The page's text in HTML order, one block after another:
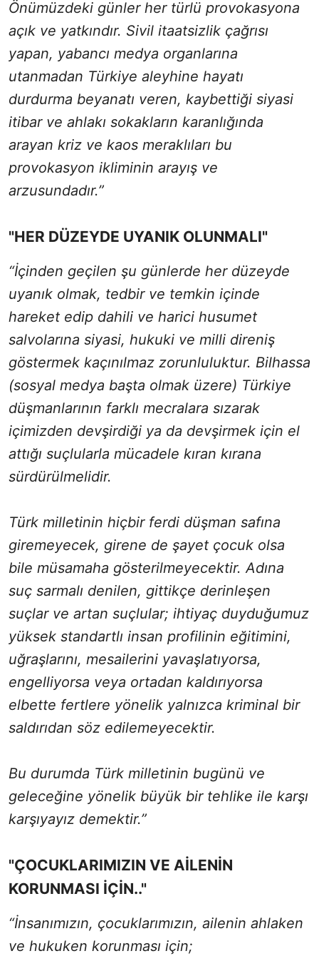
Önümüzdeki günler her türlü provokasyona
açık ve yatkındır. Sivil itaatsizlik çağrısı
yapan, yabancı medya organlarına
utanmadan Türkiye aleyhine hayatı
durdurma beyanatı veren, kaybettiği siyasi
itibar ve ahlakı sokakların karanlığında
arayan kriz ve kaos meraklıları bu
provokasyon ikliminin arayış ve
arzusundadır.”
"HER DÜZEYDE UYANIK OLUNMALI"
“İçinden geçilen şu günlerde her düzeyde
uyanık olmak, tedbir ve temkin içinde
hareket edip dahili ve harici husumet
salvolarına siyasi, hukuki ve milli direniş
göstermek kaçınılmaz zorunluluktur. Bilhassa
(sosyal medya başta olmak üzere) Türkiye
düşmanlarının farklı mecralara sızarak
içimizden devşirdiği ya da devşirmek için el
attığı suçlularla mücadele kıran kırana
sürdürülmelidir.
Türk milletinin hiçbir ferdi düşman safına
giremeyecek, girene de şayet çocuk olsa
bile müsamaha gösterilmeyecektir. Adına
suç sarmalı denilen, gittikçe derinleşen
suçlar ve artan suçlular; ihtiyaç duyduğumuz
yüksek standartlı insan profilinin eğitimini,
uğraşlarını, mesailerini yavaşlatıyorsa,
engelliyorsa veya ortadan kaldırıyorsa
elbette fertlere yönelik yalnızca kriminal bir
saldırıdan söz edilemeyecektir.
Bu durumda Türk milletinin bugünü ve
geleceğine yönelik büyük bir tehlike ile karşı
karşıyayız demektir.”
"ÇOCUKLARIMIZIN VE AİLENİN
KORUNMASI İÇİN.."
“İnsanımızın, çocuklarımızın, ailenin ahlaken
ve hukuken korunması için;